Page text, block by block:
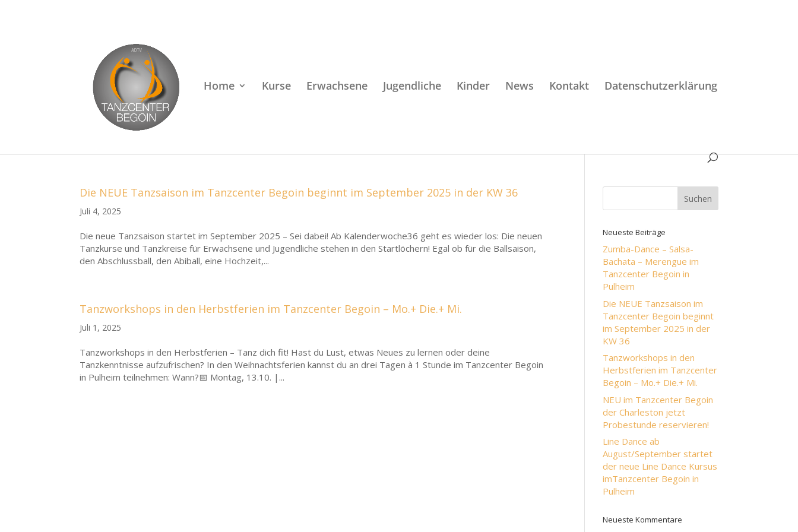
Home Kurse Erwachsene Jugendliche Kinder News Kontakt Datenschutzerklärung
Die NEUE Tanzsaison im Tanzcenter Begoin beginnt im September 2025 in der KW 36
Juli 4, 2025
Die neue Tanzsaison startet im September 2025 – Sei dabei! Ab Kalenderwoche36 geht es wieder los: Die neuen
Tanzkurse und Tanzkreise für Erwachsene und Jugendliche stehen in den Startlöchern! Egal ob für die Ballsaison,
den Abschlussball, den Abiball, eine Hochzeit,...
Tanzworkshops in den Herbstferien im Tanzcenter Begoin – Mo.+ Die.+ Mi.
Juli 1, 2025
Tanzworkshops in den Herbstferien – Tanz dich fit! Hast du Lust, etwas Neues zu lernen oder deine
Tanzkenntnisse aufzufrischen? In den Weihnachtsferien kannst du an drei Tagen à 1 Stunde im Tanzcenter Begoin
in Pulheim teilnehmen: Wann?📅 Montag, 13.10. |...
Neueste Beiträge
Zumba-Dance – Salsa-
Bachata – Merengue im
Tanzcenter Begoin in
Pulheim
Die NEUE Tanzsaison im
Tanzcenter Begoin beginnt
im September 2025 in der
KW 36
Tanzworkshops in den
Herbstferien im Tanzcenter
Begoin – Mo.+ Die.+ Mi.
NEU im Tanzcenter Begoin
der Charleston jetzt
Probestunde reservieren!
Line Dance ab
August/September startet
der neue Line Dance Kursus
imTanzcenter Begoin in
Pulheim
Neueste Kommentare